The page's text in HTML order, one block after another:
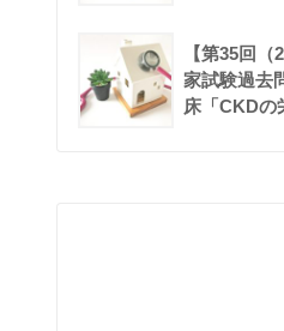
【第35回
家試験過去
床「CKDの